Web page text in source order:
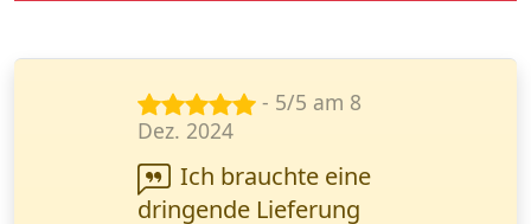
- 4/5 am 18
Okt. 2024
Lieferung von
Autoteilen auf 2